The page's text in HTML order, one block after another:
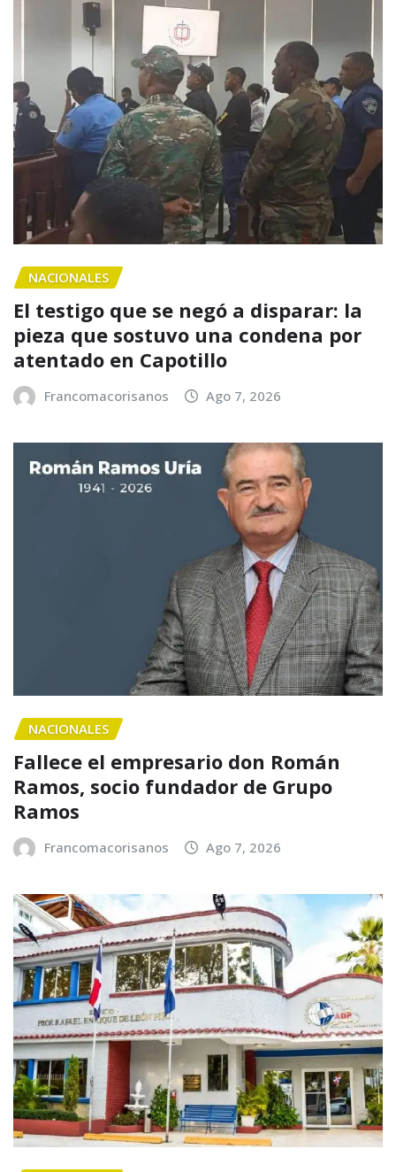
NACIONALES
El testigo que se negó a disparar: la
pieza que sostuvo una condena por
atentado en Capotillo
Francomacorisanos Ago 7, 2026
NACIONALES
Fallece el empresario don Román
Ramos, socio fundador de Grupo
Ramos
Francomacorisanos Ago 7, 2026